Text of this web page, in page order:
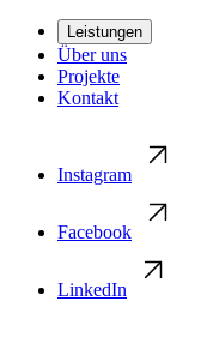
Leistungen
Über uns
Projekte
Kontakt
Instagram
Facebook
LinkedIn